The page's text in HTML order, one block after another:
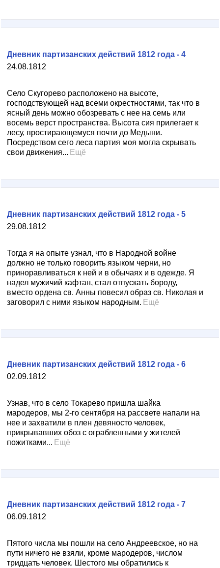
24.08.1812
Дневник партизанских действий 1812 года - 4
Село Скугорево расположено на высоте,
господствующей над всеми окрестностями, так что в
ясный день можно обозревать с нее на семь или
восемь верст пространства. Высота сия прилегает к
лесу, простирающемуся почти до Медыни.
Посредством сего леса партия моя могла скрывать
свои движения... Ещё
29.08.1812
Дневник партизанских действий 1812 года - 5
Тогда я на опыте узнал, что в Народной войне
должно не только говорить языком черни, но
приноравливаться к ней и в обычаях и в одежде. Я
надел мужичий кафтан, стал отпускать бороду,
вместо ордена св. Анны повесил образ св. Николая и
заговорил с ними языком народным. Ещё
02.09.1812
Дневник партизанских действий 1812 года - 6
Узнав, что в село Токарево пришла шайка
мародеров, мы 2-го сентября на рассвете напали на
нее и захватили в плен девяносто человек,
прикрывавших обоз с ограбленными у жителей
пожитками... Ещё
06.09.1812
Дневник партизанских действий 1812 года - 7
Пятого числа мы пошли на село Андреевское, но на
пути ничего не взяли, кроме мародеров, числом
тридцать человек. Шестого мы обратились к